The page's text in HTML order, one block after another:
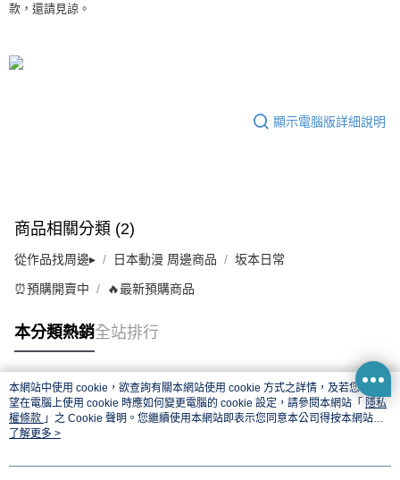
款，還請見諒。
顯示電腦版詳細說明
商品相關分類 (2)
從作品找周邊▸ 日本動漫 周邊商品 坂本日常
⏰預購開賣中 🔥最新預購商品
本分類熱銷全站排行
熱門標籤
本網站中使用 cookie，欲查詢有關本網站使用 cookie 方式之詳情，及若您不希
望在電腦上使用 cookie 時應如何變更電腦的 cookie 設定，請參閱本網站「 隱私
權條款 」之 Cookie 聲明。您繼續使用本網站即表示您同意本公司得按本網站使
用條款之 Cookie 聲明使用 cookie。
了解更多 >